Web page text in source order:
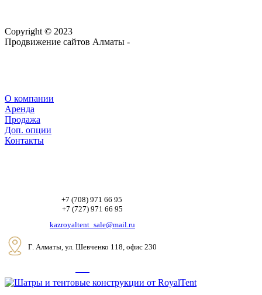
Copyright © 2023
Продвижение сайтов Алматы -
О компании
Аренда
Продажа
Доп. опции
Контакты
+7 (708) 971 66 95
+7 (727) 971 66 95
kazroyaltent_sale@mail.ru
Г. Алматы, ул. Шевченко 118, офис 230